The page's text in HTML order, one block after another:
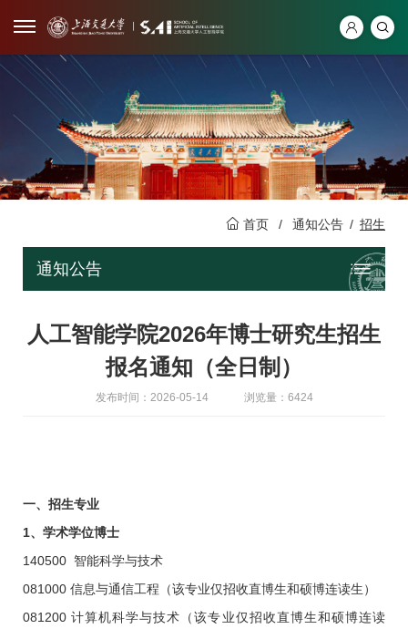
首页 / 通知公告 / 招生
通知公告
人工智能学院2026年博士研究生招生
报名通知（全日制）
发布时间：2026-05-14 浏览量：6424
一、招生专业
1、学术学位博士
140500 智能科学与技术
081000 信息与通信工程（该专业仅招收直博生和硕博连读生）
081200 计算机科学与技术（该专业仅招收直博生和硕博连读